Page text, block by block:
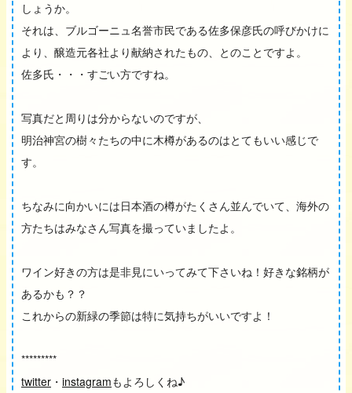
しょうか。
それは、ブルゴーニュ名誉市民である佐多保彦氏の呼びかけに
より、醸造元各社より献納されたもの、とのことですよ。
佐多氏・・・すごい方ですね。
写真だと周りは分からないのですが、
明治神宮の樹々たちの中に木樽があるのはとてもいい感じで
す。
ちなみに向かいには日本酒の樽がたくさん並んでいて、海外の
方たちはみなさん写真を撮っていましたよ。
ワイン好きの方は是非見にいってみて下さいね！好きな銘柄が
あるかも？？
これからの新緑の季節は特に気持ちがいいですよ！
*********
twitter ・ instagramもよろしくね♪